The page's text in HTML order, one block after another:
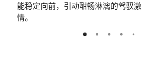
能稳定向前，引动酣畅淋漓的驾驭激
情。
1 5